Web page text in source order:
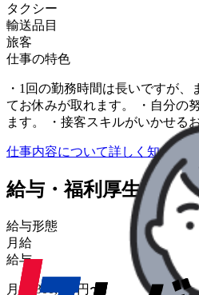
タクシー
輸送品目
旅客
仕事の特色
・1回の勤務時間は長いですが
てお休みが取れます。 ・自分の
ます。 ・接客スキルがいかせる
仕事内容について詳しく知りたい
給与・福利厚生
給与形態
月給
給与
月給 300,000円〜